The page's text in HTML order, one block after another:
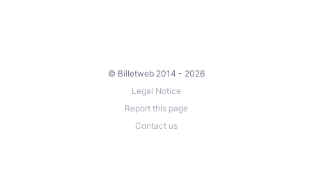
© Billetweb 2014 - 2026
Legal Notice
Report this page
Contact us